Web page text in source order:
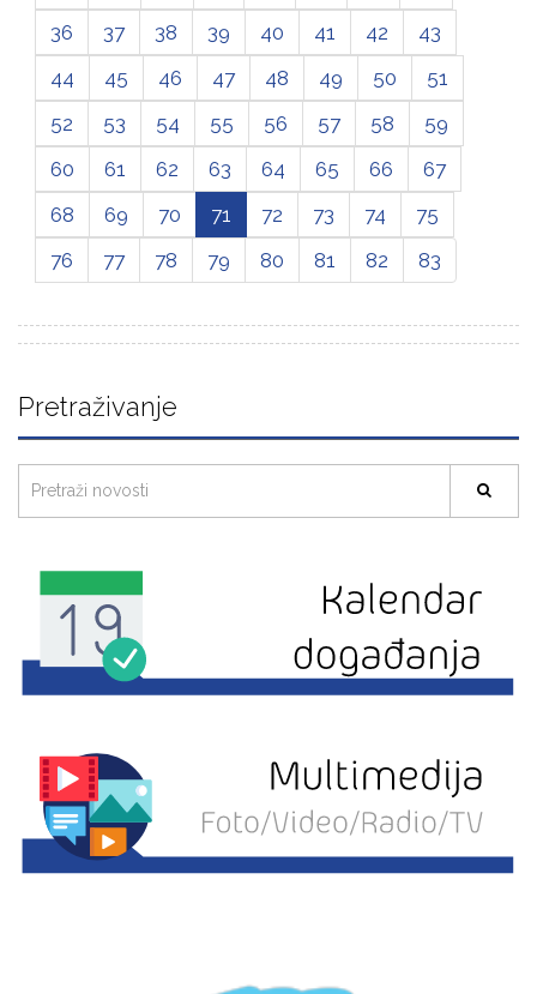
36
37 38 39 40 41 42
43
44
45 46 47 48 49 50
51
52
53 54 55 56 57 58
59
60
61 62 63 64 65 66
67
68
69 70 71 72 73 74
75
76
77 78 79 80 81 82 83
Pretraživanje